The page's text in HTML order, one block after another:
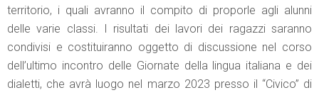
territorio, i quali avranno il compito di proporle agli alunni
delle varie classi. I risultati dei lavori dei ragazzi saranno
condivisi e costituiranno oggetto di discussione nel corso
dell’ultimo incontro delle Giornate della lingua italiana e dei
dialetti, che avrà luogo nel marzo 2023 presso il “Civico” di